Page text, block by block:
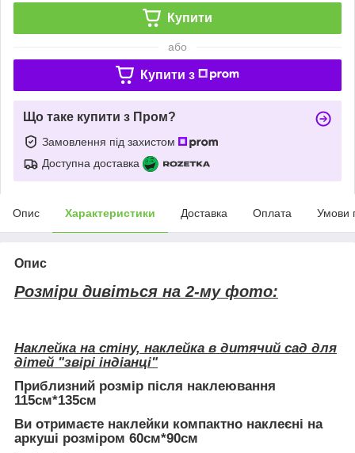
Купити
або
Купити з
Що таке купити з Пром?
Замовлення під захистом
Доступна доставка
Опис Характеристики Доставка Оплата Умови
Опис
Розміри дивіться на 2-му фото:
Наклейка на стіну, наклейка в дитячий сад для
дітей "звірі індіанці"
Приблизний розмір після наклеювання
115см*135см
Ви отримаєте наклейки компактно наклеєні на
аркуші розміром 60см*90см